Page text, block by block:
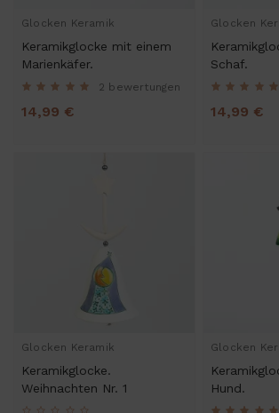
Glocken Keramik
Keramikglocke mit einem
Marienkäfer.
2 bewertungen
14,99 €
Glocken
Schaf.
14,99 €
Glocken Keramik
Keramikglocke.
Weihnachten Nr. 1
Glocken
Hund.